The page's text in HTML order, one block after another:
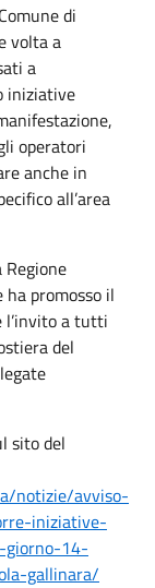
di
volta a
a
iniziative
operatori
anche in
all’area
Regione
ha promosso il
l’invito a tutti
del
sito del
notizie/avviso-
iniziative-
14-
gallinara/